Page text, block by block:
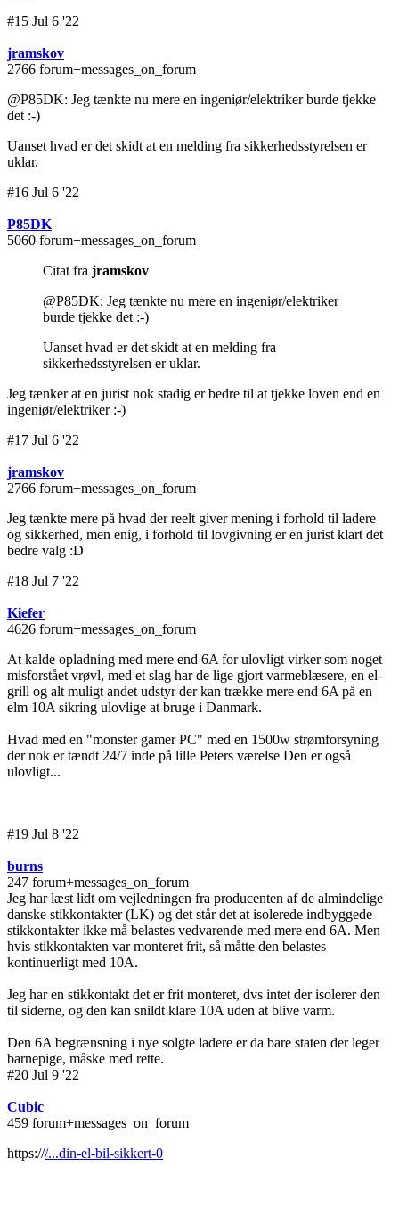
#15 Jul 6 '22
jramskov
2766 forum+messages_on_forum
@P85DK: Jeg tænkte nu mere en ingeniør/elektriker burde tjekke
det :-)
Uanset hvad er det skidt at en melding fra sikkerhedsstyrelsen er
uklar.
#16 Jul 6 '22
P85DK
5060 forum+messages_on_forum
Citat fra jramskov
@P85DK: Jeg tænkte nu mere en ingeniør/elektriker
burde tjekke det :-)
Uanset hvad er det skidt at en melding fra
sikkerhedsstyrelsen er uklar.
Jeg tænker at en jurist nok stadig er bedre til at tjekke loven end en
ingeniør/elektriker :-)
#17 Jul 6 '22
jramskov
2766 forum+messages_on_forum
Jeg tænkte mere på hvad der reelt giver mening i forhold til ladere
og sikkerhed, men enig, i forhold til lovgivning er en jurist klart det
bedre valg :D
#18 Jul 7 '22
Kiefer
4626 forum+messages_on_forum
At kalde opladning med mere end 6A for ulovligt virker som noget
misforstået vrøvl, med et slag har de lige gjort varmeblæsere, en el-
grill og alt muligt andet udstyr der kan trække mere end 6A på en
elm 10A sikring ulovlige at bruge i Danmark.
Hvad med en "monster gamer PC" med en 1500w strømforsyning
der nok er tændt 24/7 inde på lille Peters værelse Den er også
ulovligt...
#19 Jul 8 '22
burns
247 forum+messages_on_forum
Jeg har læst lidt om vejledningen fra producenten af de almindelige
danske stikkontakter (LK) og det står det at isolerede indbyggede
stikkontakter ikke må belastes vedvarende med mere end 6A. Men
hvis stikkontakten var monteret frit, så måtte den belastes
kontinuerligt med 10A.
Jeg har en stikkontakt det er frit monteret, dvs intet der isolerer den
til siderne, og den kan snildt klare 10A uden at blive varm.
Den 6A begrænsning i nye solgte ladere er da bare staten der leger
barnepige, måske med rette.
#20 Jul 9 '22
Cubic
459 forum+messages_on_forum
https:///...din-el-bil-sikkert-0